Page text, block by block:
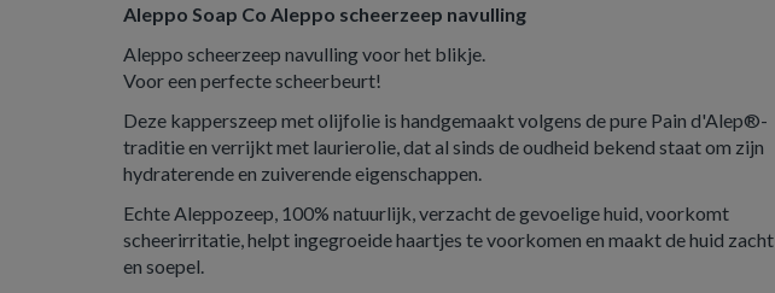
Aleppo Soap Co Aleppo scheerzeep navulling
Aleppo scheerzeep navulling voor het blikje.
Voor een perfecte scheerbeurt!
Deze kapperszeep met olijfolie is handgemaakt volgens de pure Pain d'Alep®-
traditie en verrijkt met laurierolie, dat al sinds de oudheid bekend staat om zijn
hydraterende en zuiverende eigenschappen.
Echte Aleppozeep, 100% natuurlijk, verzacht de gevoelige huid, voorkomt
scheerirritatie, helpt ingegroeide haartjes te voorkomen en maakt de huid zacht
en soepel.